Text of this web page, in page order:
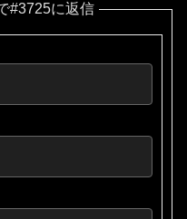
#3725に返信